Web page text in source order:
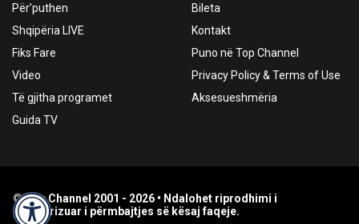
Për’puthen
Shqipëria LIVE
Fiks Fare
Video
Të gjitha programet
Guida TV
Bileta
Kontakt
Puno në Top Channel
Privacy Policy & Terms of Use
Aksesueshmëria
© Top Channel 2001 - 2026 • Ndalohet riprodhimi i
paautorizuar i përmbajtjes së kësaj faqeje.